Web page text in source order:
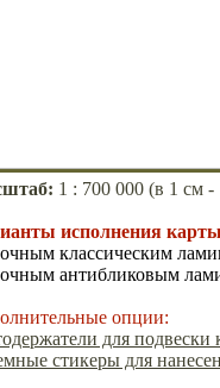
: 1 : 700 000 (в 1 см
исполнения
классическим
антибликовым
опции:
для подвески
стикеры для